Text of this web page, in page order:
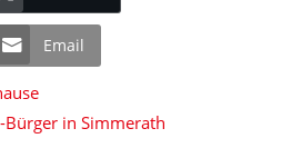
Email
Bürger in Simmerath